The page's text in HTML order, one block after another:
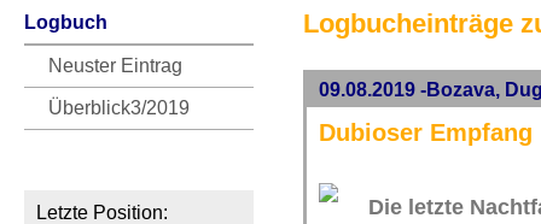
Logbuch
Neuster Eintrag
Überblick3/2019
Letzte Position:
Logbucheinträge
09.08.2019 -Bozava,
Dubioser
Die letzte